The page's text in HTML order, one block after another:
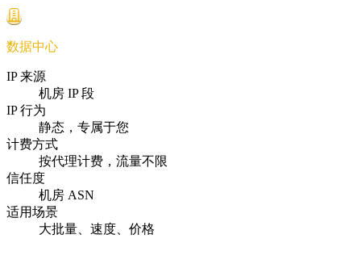
数据中心
IP 来源
机房 IP 段
IP 行为
静态，专属于您
计费方式
按代理计费，流量不限
信任度
机房 ASN
适用场景
大批量、速度、价格